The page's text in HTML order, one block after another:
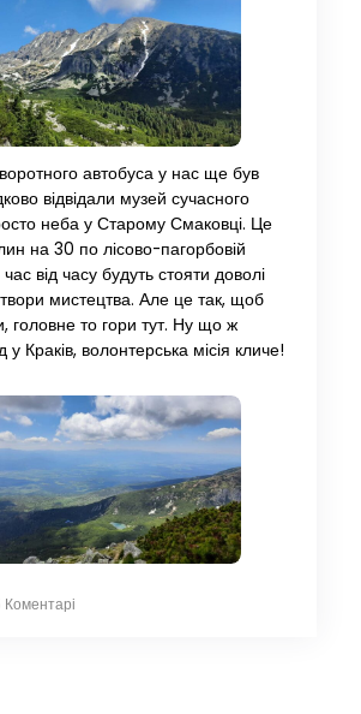
автобуса у нас ще був
відвідали музей сучасного
неба у Старому Смаковці. Це
на 30 по лісово-пагорбовій
час від часу будуть стояти доволі
мистецтва. Але це так, щоб
головне то гори тут. Ну що ж
у Краків, волонтерська місія кличе!
Коментарі